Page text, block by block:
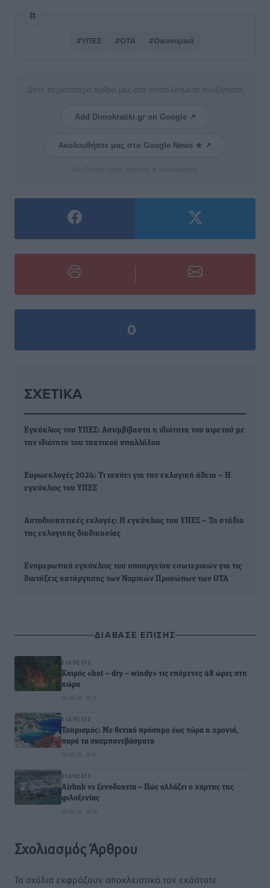
#ΥΠΕΣ #ΟΤΑ #Οικονομικά
Δείτε περισσότερα άρθρα μας στα αποτελέσματα αναζήτησης
Add Dimokratiki.gr on Google ↗
Ακολουθήστε μας στο Google News ★ ↗
0
ΣΧΕΤΙΚΆ
Εγκύκλιος του ΥΠΕΣ: Ασυμβίβαστη η ιδιότητα του αιρετού µε
την ιδιότητα του τακτικού υπαλλήλου
Ευρωεκλογές 2024: Τι ισχύει για την εκλογική άδεια – Η
εγκύκλιος του ΥΠΕΣ
Αυτοδιοικητικές εκλογές: Η εγκύκλιος του ΥΠΕΣ – Τα στάδια
της εκλογικής διαδικασίας
Ενημερωτική εγκύκλιος του υπουργείου εσωτερικών για τις
διατάξεις κατάργησης των Νομικών Προσώπων των ΟΤΑ
ΔΙΑΒΑΣΕ ΕΠΙΣΗΣ
ΕΙΔΉΣΕΙΣ
Καιρός «hot – dry – windy» τις επόμενες 48 ώρες στη
χώρα
08.08.26 · 19:21
ΕΙΔΉΣΕΙΣ
Τουρισμός: Με θετικό πρόσημο έως τώρα η χρονιά,
παρά τα σκαμπανεβάσματα
08.08.26 · 18:41
ΕΙΔΉΣΕΙΣ
Airbnb vs ξενοδοχεία – Πώς αλλάζει ο χάρτης της
φιλοξενίας
08.08.26 · 18:30
Σχολιασμός Άρθρου
Τα σχόλια εκφράζουν αποκλειστικά τον εκάστοτε